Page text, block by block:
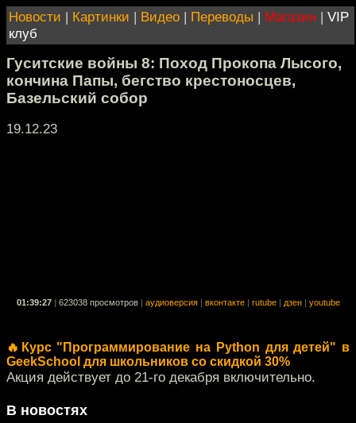
Новости | Картинки | Видео | Переводы | Магазин | VIP
клуб
Гуситские войны 8: Поход Прокопа Лысого,
кончина Папы, бегство крестоносцев,
Базельский собор
19.12.23
01:39:27 623038 просмотров аудиоверсия вконтакте rutube дзен youtube
🔥Курс "Программирование на Python для детей" в
GeekSchool для школьников со скидкой 30%
Акция действует до 21-го декабря включительно.
В новостях